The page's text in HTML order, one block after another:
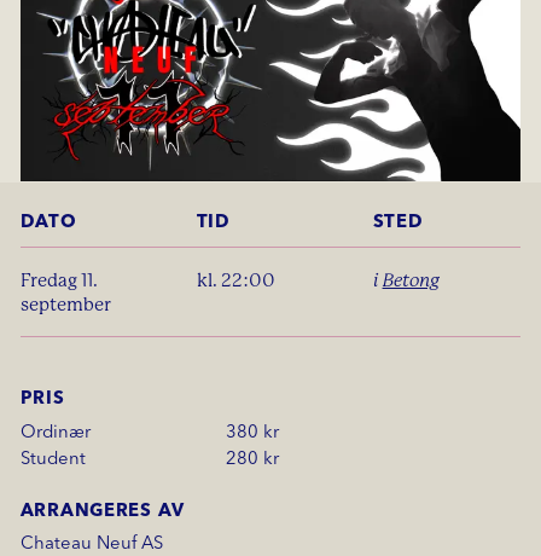
PRIS
Ordinær
380 kr
Student
280 kr
ARRANGERES AV
Chateau Neuf AS
DATO TID STED
fredag 11.
september
kl. 22:00 i Betong